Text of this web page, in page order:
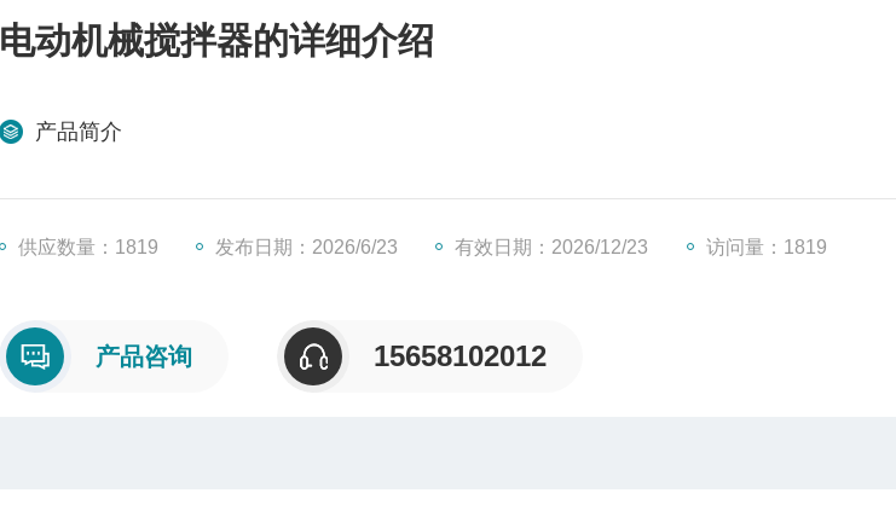
电动机械搅拌器的详细介绍
产品简介
供应数量：1819 发布日期：2026/6/23 有效日期：2026/12/23 访问量：1819
产品咨询 15658102012